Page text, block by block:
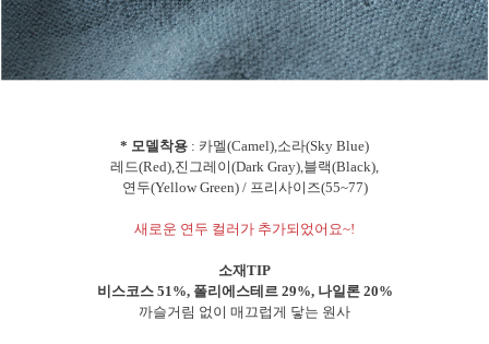
* 모델착용 : 카멜(Camel),소라(Sky Blue)
레드(Red),진그레이(Dark Gray),블랙(Black),
연두(Yellow Green) / 프리사이즈(55~77)
새로운 연두 컬러가 추가되었어요~!
소재TIP
비스코스 51%, 폴리에스테르 29%, 나일론 20%
까슬거림 없이 매끄럽게 닿는 원사